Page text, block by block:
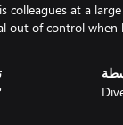
colleagues at a
out of control when